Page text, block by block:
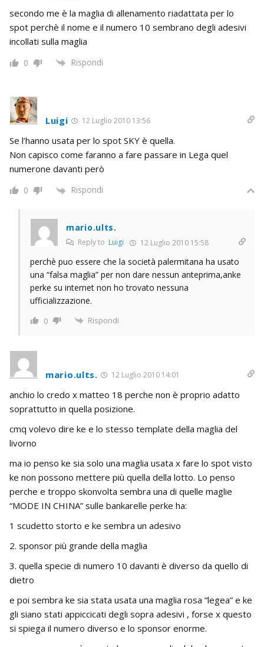
secondo me è la maglia di allenamento riadattata per lo
spot perchè il nome e il numero 10 sembrano degli adesivi
incollati sulla maglia
0 Rispondi
Luigi 12 Luglio 2010 13:56
Se l’hanno usata per lo spot SKY è quella.
Non capisco come faranno a fare passare in Lega quel
numerone davanti però
0 Rispondi
mario.ults.
Reply to Luigi 12 Luglio 2010 15:58
perchè puo essere che la società palermitana ha usato
una “falsa maglia” per non dare nessun anteprima,anke
perke su internet non ho trovato nessuna
ufficializzazione.
0 Rispondi
mario.ults. 12 Luglio 2010 14:01
anchio lo credo x matteo 18 perche non è proprio adatto
soprattutto in quella posizione.
cmq volevo dire ke e lo stesso template della maglia del
livorno
ma io penso ke sia solo una maglia usata x fare lo spot visto
ke non possono mettere più quella della lotto. Lo penso
perche e troppo skonvolta sembra una di quelle maglie
“MODE IN CHINA” sulle bankarelle perke ha:
1 scudetto storto e ke sembra un adesivo
2. sponsor più grande della maglia
3. quella specie di numero 10 davanti è diverso da quello di
dietro
e poi sembra ke sia stata usata una maglia rosa “legea” e ke
gli siano stati appiccicati degli sopra adesivi , forse x questo
si spiega il numero diverso e lo sponsor enorme.